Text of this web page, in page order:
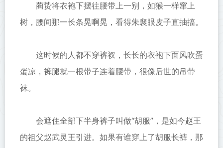
蔺贽将衣袍下摆往腰带上一别，如猴一样窜上
树，腰间那一长条晃啊晃，看得朱襄眼皮子直抽搐。
这时候的人都不穿裤衩，长长的衣袍下面风吹蛋
蛋凉，裤腿就一根带子连着腰带，很像后世的吊带
袜。
会遮住全部下半身裤子叫做“胡服”，是如今赵王
的祖父赵武灵王引进。如果有谁穿上了胡服长裤，那